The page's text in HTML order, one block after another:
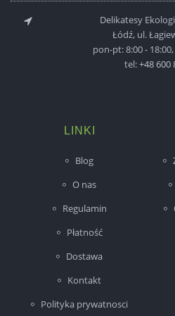
Delikatesy
Łódź, ul.
pon-pt: 8:00 -
tel:+48 600
LINKI
Blog
O nas
Regulamin
Płatność
Dostawa
Kontakt
Polityka prywatnosci